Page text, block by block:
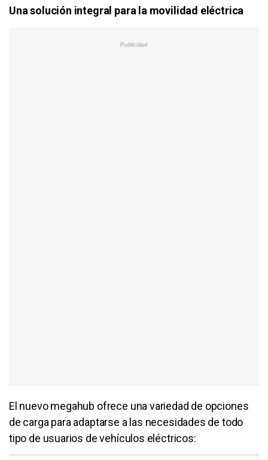
Una solución integral para la movilidad eléctrica
El nuevo megahub ofrece una variedad de opciones
de carga para adaptarse a las necesidades de todo
tipo de usuarios de vehículos eléctricos: